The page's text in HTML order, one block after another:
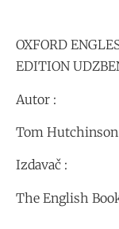
OXFORD
EDITION
Autor :
Tom Hutchinson
Izdavač :
The English